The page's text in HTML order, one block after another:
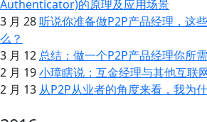
Authenticator)的原理及应用场景
3 月 28听说你准备做P2P产品经理，这
么？
3 月 12总结：做一个P2P产品经理你所
2 月 19小璋瞎说：互金经理与其他互联
2 月 13 从P2P从业者的角度来看，我为